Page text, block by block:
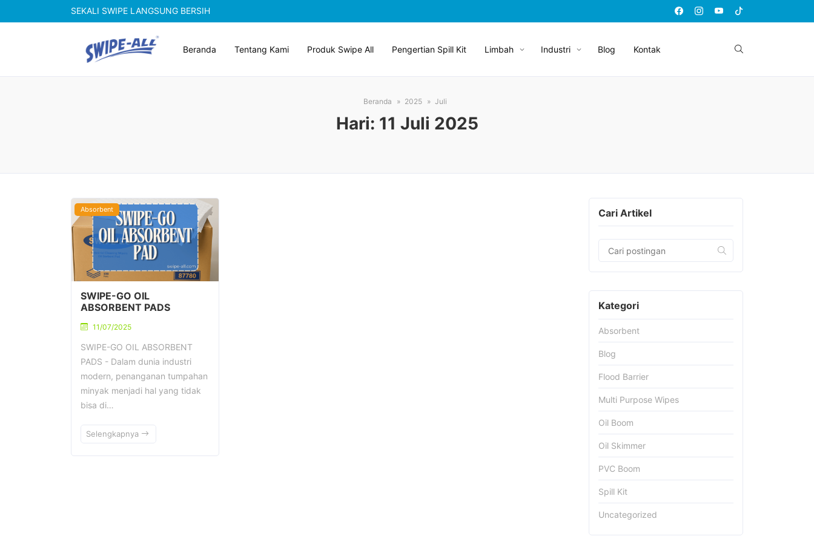
SEKALI SWIPE LANGSUNG BERSIH
Beranda Tentang Kami Produk Swipe All Pengertian Spill Kit Limbah Industri Blog Kontak
Beranda 2025 Juli
Hari: 11 Juli 2025
Absorbent
SWIPE-GO OIL
ABSORBENT PADS
11/07/2025
SWIPE-GO OIL ABSORBENT
PADS - Dalam dunia industri
modern, penanganan tumpahan
minyak menjadi hal yang tidak
bisa di…
Selengkapnya
Cari Artikel
Kategori
Absorbent
Blog
Flood Barrier
Multi Purpose Wipes
Oil Boom
Oil Skimmer
PVC Boom
Spill Kit
Uncategorized